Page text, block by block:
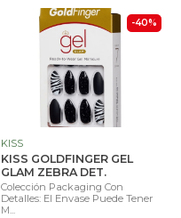
-40%
KISS
KISS GOLDFINGER GEL
GLAM ZEBRA DET.
Colección Packaging Con
Detalles: El Envase Puede Tener
M...